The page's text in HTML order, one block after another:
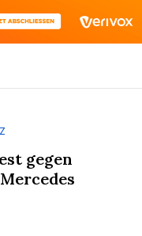
to homepage
gegen